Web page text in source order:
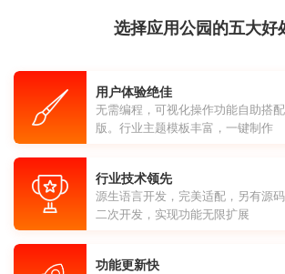
选择应用公园的五大好
用户体验绝佳
无需编程，可视化操作功能自助搭
版。行业主题模板丰富，一键制作
行业技术领先
源生语言开发，完美适配，另有源
二次开发，实现功能无限扩展
功能更新快